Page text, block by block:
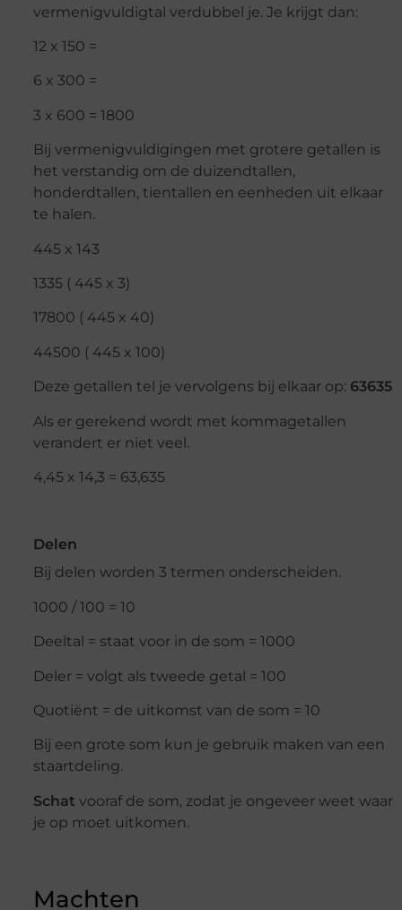
vermenigvuldigtal verdubbel je. Je krijgt dan:
12 x 150 =
6 x 300 =
3 x 600 = 1800
Bij vermenigvuldigingen met grotere getallen is
het verstandig om de duizendtallen,
honderdtallen, tientallen en eenheden uit elkaar
te halen.
445 x 143
1335 ( 445 x 3)
17800 ( 445 x 40)
44500 ( 445 x 100)
Deze getallen tel je vervolgens bij elkaar op: 63635
Als er gerekend wordt met kommagetallen
verandert er niet veel.
4,45 x 14,3 = 63,635
Delen
Bij delen worden 3 termen onderscheiden.
1000 / 100 = 10
Deeltal = staat voor in de som = 1000
Deler = volgt als tweede getal = 100
Quotiënt = de uitkomst van de som = 10
Bij een grote som kun je gebruik maken van een
staartdeling.
Schat vooraf de som, zodat je ongeveer weet waar
je op moet uitkomen.
Machten